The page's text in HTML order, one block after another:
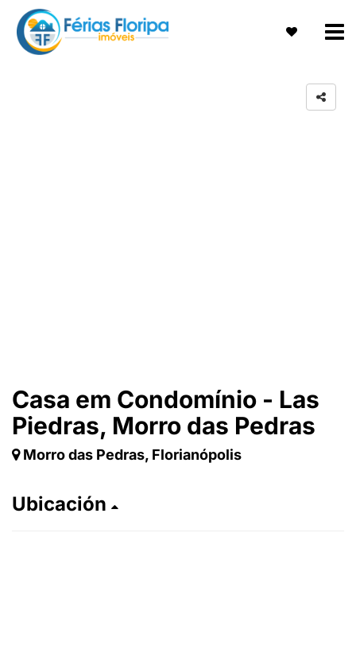
Casa em Condomínio - Las
Piedras, Morro das Pedras
Morro das Pedras, Florianópolis
Ubicación